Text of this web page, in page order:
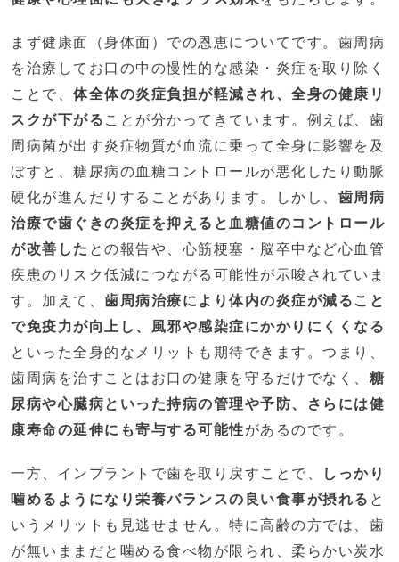
まず健康面（身体面）での恩恵についてです。歯周病
を治療してお口の中の慢性的な感染・炎症を取り除く
ことで、 体全体の炎症負担が軽減され、全身の健康リ
スクが下がる ことが分かってきています。例えば、歯
周病菌が出す炎症物質が血流に乗って全身に影響を及
ぼすと、糖尿病の血糖コントロールが悪化したり動脈
硬化が進んだりすることがあります。しかし、 歯周病
治療で歯ぐきの炎症を抑えると血糖値のコントロール
が改善した との報告や、心筋梗塞・脳卒中など心血管
疾患のリスク低減につながる可能性が示唆されていま
す。加えて、 歯周病治療により体内の炎症が減ること
で免疫力が向上し、風邪や感染症にかかりにくくなる
といった全身的なメリットも期待できます。つまり、
歯周病を治すことはお口の健康を守るだけでなく、 糖
尿病や心臓病といった持病の管理や予防、さらには健
康寿命の延伸にも寄与する可能性があるのです。
一方、インプラントで歯を取り戻すことで、
しっかり
噛めるようになり栄養バランスの良い食事が摂れる と
いうメリットも見逃せません。特に高齢の方では、歯
が無いままだと噛める食べ物が限られ、柔らかい炭水